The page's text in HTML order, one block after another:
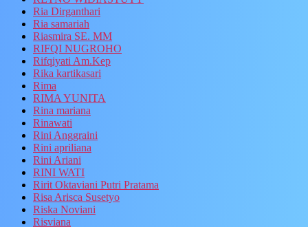
Ria Dirganthari
Ria samariah
Riasmira SE. MM
RIFQI NUGROHO
Rifqiyati Am.Kep
Rika kartikasari
Rima
RIMA YUNITA
Rina mariana
Rinawati
Rini Anggraini
Rini apriliana
Rini Ariani
RINI WATI
Ririt Oktaviani Putri Pratama
Risa Arisca Susetyo
Riska Noviani
Risviana